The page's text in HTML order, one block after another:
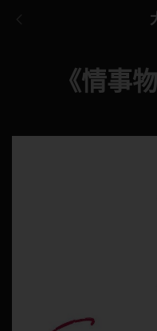
《情事